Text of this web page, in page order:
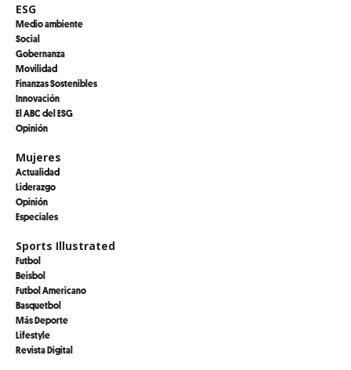
ESG
Medio ambiente
Social
Gobernanza
Movilidad
Finanzas Sostenibles
Innovación
El ABC del ESG
Opinión
Mujeres
Actualidad
Liderazgo
Opinión
Especiales
Sports Illustrated
Futbol
Beisbol
Futbol Americano
Basquetbol
Más Deporte
Lifestyle
Revista Digital